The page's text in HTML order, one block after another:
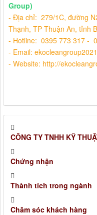
Group)
- Địa chỉ: 279/1C, đường
Thạnh, TP Thuận An, tỉnh
- Hotline: 0395 773 317 -
- Email:
- Website: http://
CÔNG TY TNHH KỸ
Chứng nhận
Thành tích trong ngành
Chăm sóc khách hàng